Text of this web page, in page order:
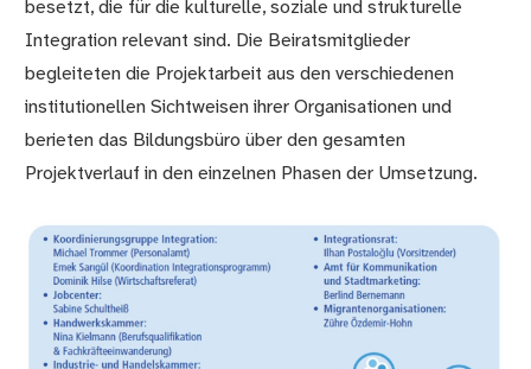
besetzt, die für die kulturelle, soziale und strukturelle
Integration relevant sind. Die Beiratsmitglieder
begleiteten die Projektarbeit aus den verschiedenen
institutionellen Sichtweisen ihrer Organisationen und
berieten das Bildungsbüro über den gesamten
Projektverlauf in den einzelnen Phasen der Umsetzung.